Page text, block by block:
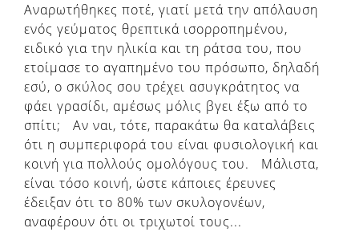
Αναρωτήθηκες ποτέ, γιατί μετά την απόλαυση
ενός γεύματος θρεπτικά ισορροπημένου,
ειδικό για την ηλικία και τη ράτσα του, που
ετοίμασε το αγαπημένο του πρόσωπο, δηλαδή
εσύ, ο σκύλος σου τρέχει ασυγκράτητος να
φάει γρασίδι, αμέσως μόλις βγει έξω από το
σπίτι; Αν ναι, τότε, παρακάτω θα καταλάβεις
ότι η συμπεριφορά του είναι φυσιολογική και
κοινή για πολλούς ομολόγους του. Μάλιστα,
είναι τόσο κοινή, ώστε κάποιες έρευνες
έδειξαν ότι το 80% των σκυλογονέων,
αναφέρουν ότι οι τριχωτοί τους...